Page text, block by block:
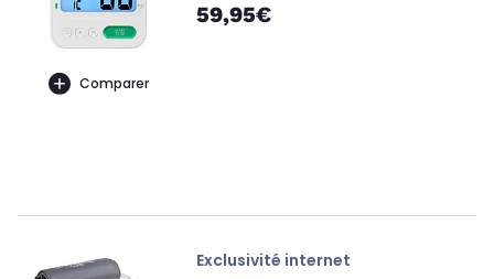
Comparer
59,95€
Exclusivité internet